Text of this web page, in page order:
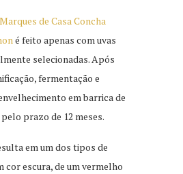
Marques de Casa Concha
é feito apenas com uvas
selecionadas. Após
fermentação e
em barrica de
prazo de 12 meses.
em um dos tipos de
cor escura, de um vermelho